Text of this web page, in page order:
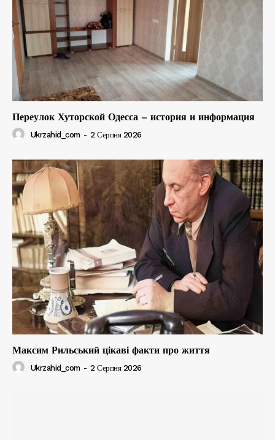
Переулок Хуторской Одесса – история и информация
Ukrzahid_com - 2 Серпня 2026
Максим Рильський цікаві факти про життя
Ukrzahid_com - 2 Серпня 2026